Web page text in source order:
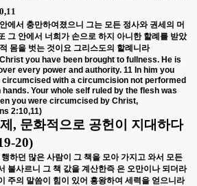
에서 충만하여졌으니 그는 모든 정사와 권세의 머
그 안에서 너희가 손으로 하지 아니한 할례를 받았
몸을 벗는 것이요 그리스도의 할례니라
you have been brought to fullness. He is
every power and authority. 11 In him you
circumcised with a circumcision not performed
hands. Your whole self ruled by the flesh was
you were circumcised by Christ,
2:10,11)
, 문화적으로 공헌이 지대하다
20)
하던 많은 사람이 그 책을 모아 가지고 와서 모든
불사르니 그 책 값을 계산한즉 은 오만이나 되더라
주의 말씀이 힘이 있어 흥왕하여 세력을 얻으니라